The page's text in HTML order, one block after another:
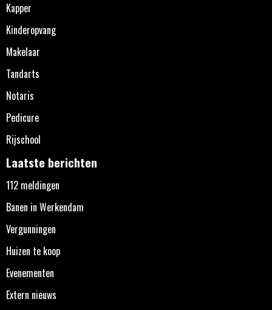
Kapper
Kinderopvang
Makelaar
Tandarts
Notaris
Pedicure
Rijschool
Laatste berichten
112 meldingen
Banen in Werkendam
Vergunningen
Huizen te koop
Evenementen
Extern nieuws